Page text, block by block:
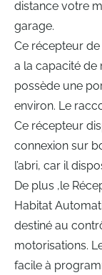
distance votre
garage.
Ce récepteur
a la capacité
possède une
environ. Le
Ce récepteur
connexion sur
l’abri, car il
De plus ,le
Habitat
destiné au
motorisations.
facile à